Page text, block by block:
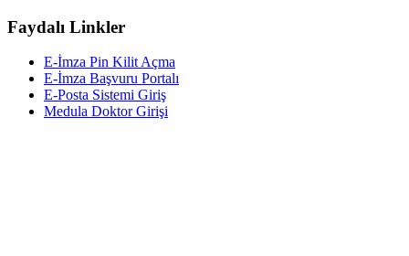
Faydalı Linkler
E-İmza Pin Kilit Açma
E-İmza Başvuru Portalı
E-Posta Sistemi Giriş
Medula Doktor Girişi